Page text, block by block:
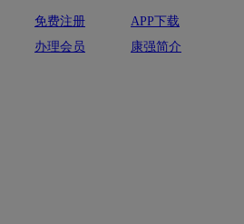
免费注册
APP下载
办理会员 康强简介